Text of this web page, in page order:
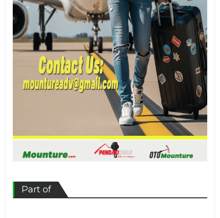
Part of